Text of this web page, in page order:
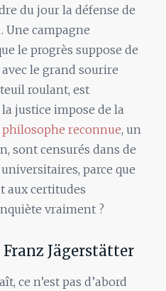
du jour la défense de
Une campagne
le progrès suppose de
le grand sourire
roulant, est
justice impose de la
philosophe reconnue, un
sont censurés dans de
parce que
aux certitudes
vraiment ?
Jägerstätter
ce n’est pas d’abord